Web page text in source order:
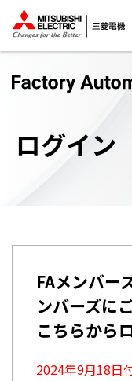
ログイン
FAメンバー
ンバーズに
こちらから
2024年9月18日